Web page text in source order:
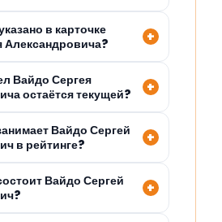
в карточке
Александровича?
Вайдо Сергея
остаётся текущей?
Вайдо Сергей
в рейтинге?
Вайдо Сергей